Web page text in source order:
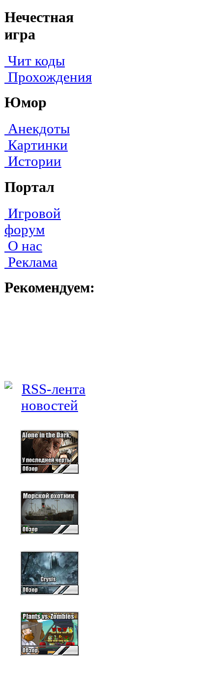
Нечестная
игра
Чит коды
Прохождения
Юмор
Анекдоты
Картинки
Истории
Портал
Игровой
форум
О нас
Реклама
Рекомендуем: